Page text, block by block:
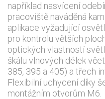
například nasvícení
pracoviště naváděná
aplikace vyžadující
pro kontrolu větších
optických vlastností
škálu vlnových délek
385, 395 a 405) a třech
Flexibilní uchycení díky
montážním otvorům M6.